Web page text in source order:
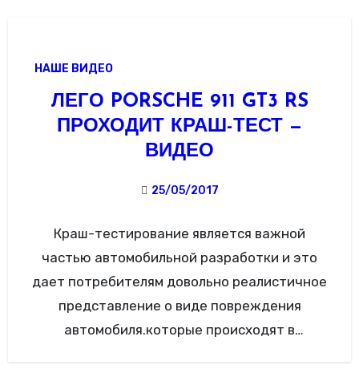
НАШЕ ВИДЕО
ЛЕГО PORSCHE 911 GT3 RS
ПРОХОДИТ КРАШ-ТЕСТ —
ВИДЕО
25/05/2017
Краш-тестирование является важной
частью автомобильной разработки и это
дает потребителям довольно реалистичное
представление о виде повреждения
автомобиля.которые происходят в